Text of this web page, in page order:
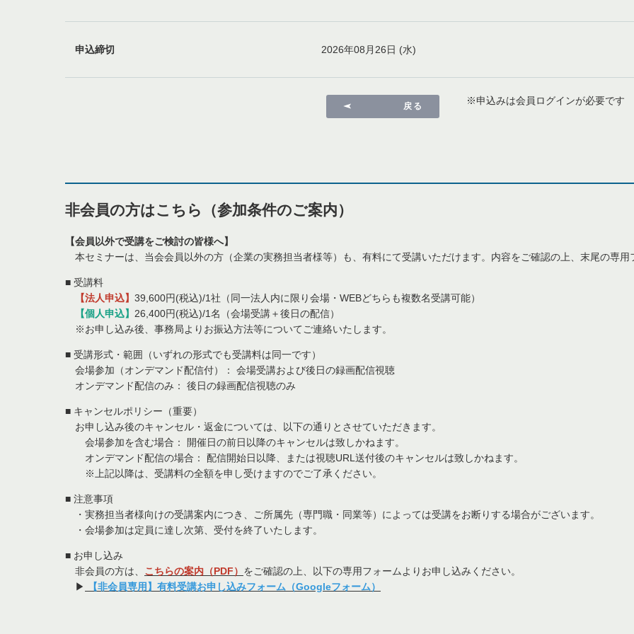
申込締切 2026年08月26日 (水)
※申込みは会員ログインが必要です
戻る
非会員の方はこちら（参加条件のご案内）
【会員以外で受講をご検討の皆様へ】
本セミナーは、当会会員以外の方（企業の実務担当者様等）も、有料にて受講いただけます。内容をご確認の上、末尾の専用
■ 受講料
【法人申込】 39,600円(税込)/1社（同一法人内に限り会場・WEBどちらも複数名受講可能）
【個人申込】 26,400円(税込)/1名（会場受講＋後日の配信）
※お申し込み後、事務局よりお振込方法等についてご連絡いたします。
■ 受講形式・範囲（いずれの形式でも受講料は同一です）
会場参加（オンデマンド配信付）： 会場受講および後日の録画配信視聴
オンデマンド配信のみ： 後日の録画配信視聴のみ
■ キャンセルポリシー（重要）
お申し込み後のキャンセル・返金については、以下の通りとさせていただきます。
会場参加を含む場合： 開催日の前日以降のキャンセルは致しかねます。
オンデマンド配信の場合： 配信開始日以降、または視聴URL送付後のキャンセルは致しかねます。
※上記以降は、受講料の全額を申し受けますのでご了承ください。
■ 注意事項
・実務担当者様向けの受講案内につき、ご所属先（専門職・同業等）によっては受講をお断りする場合がございます。
・会場参加は定員に達し次第、受付を終了いたします。
■ お申し込み
非会員の方は、 こちらの案内（PDF） をご確認の上、以下の専用フォームよりお申し込みください。
▶
【非会員専用】有料受講お申し込みフォーム（Googleフォーム）